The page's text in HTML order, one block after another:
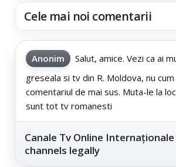
Cele mai noi comentarii
Anonim
Salut, amice. Vezi ca ai
greseala si tv din R. Moldova, nu cum
comentariul de mai sus. Muta-le la
sunt tot tv romanesti
Canale Tv Online
channels legally